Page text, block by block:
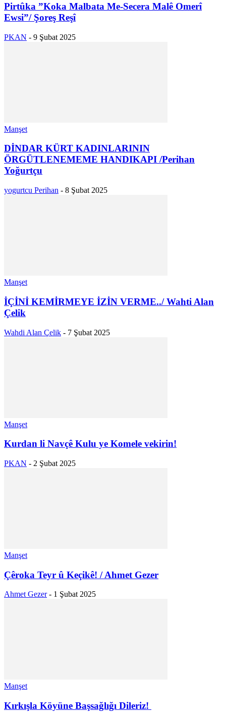
Pirtûka ”Koka Malbata Me-Secera Malê Omerî
Ewsi”/ Şoreş Reşî
PKAN - 9 Şubat 2025
Manşet
DİNDAR KÜRT KADINLARININ
ÖRGÜTLENEMEME HANDIKAPI /Perihan
Yoğurtçu
yogurtcu Perihan - 8 Şubat 2025
Manşet
İÇİNİ KEMİRMEYE İZİN VERME../ Wahti Alan
Çelik
Wahdi Alan Çelik - 7 Şubat 2025
Manşet
Kurdan li Navçê Kulu ye Komele vekirin!
PKAN - 2 Şubat 2025
Manşet
Çêroka Teyr û Keçikê! / Ahmet Gezer
Ahmet Gezer - 1 Şubat 2025
Manşet
Kırkışla Köyüne Başsağlığı Dileriz!